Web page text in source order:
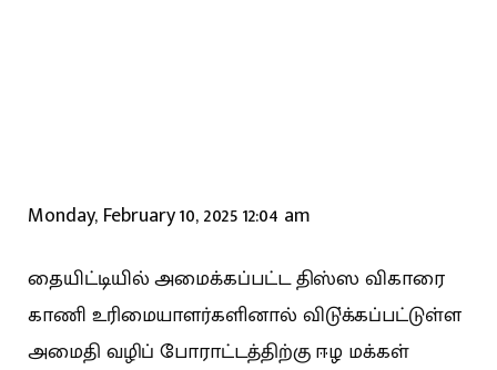
Monday, February 10, 2025 12:04 am
தையிட்டியில் அமைக்கப்பட்ட திஸ்ஸ விகாரை
காணி உரிமையாளர்களினால் விடு்க்கப்பட்டுள்ள
அமைதி வழிப் போராட்டத்திற்கு ஈழ மக்கள்